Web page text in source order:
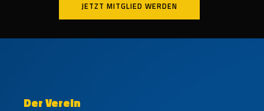
JETZT MITGLIED WERDEN
Der Verein